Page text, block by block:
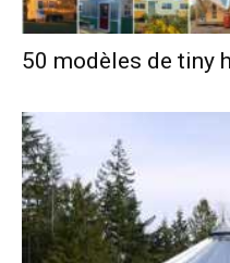
50 modèles de tiny